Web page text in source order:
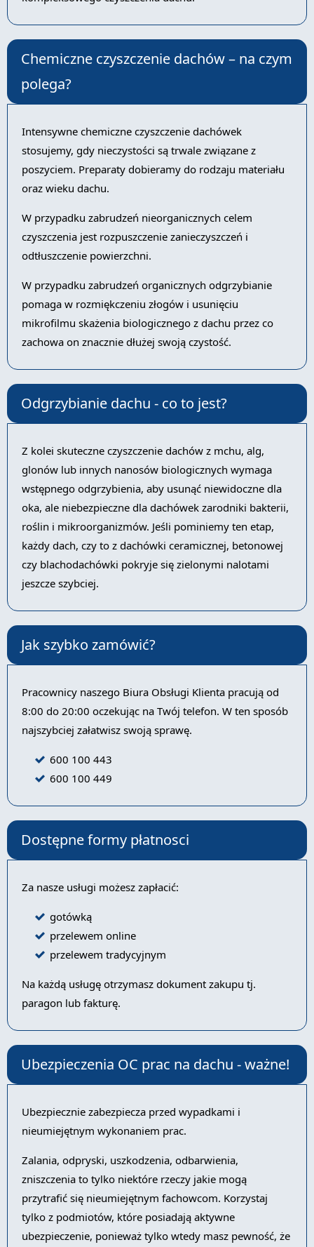
Chemiczne czyszczenie dachów – na czym
polega?
Intensywne chemiczne czyszczenie dachówek
stosujemy, gdy nieczystości są trwale związane z
poszyciem. Preparaty dobieramy do rodzaju materiału
oraz wieku dachu.
W przypadku zabrudzeń nieorganicznych celem
czyszczenia jest rozpuszczenie zanieczyszczeń i
odtłuszczenie powierzchni.
W przypadku zabrudzeń organicznych odgrzybianie
pomaga w rozmiękczeniu złogów i usunięciu
mikrofilmu skażenia biologicznego z dachu przez co
zachowa on znacznie dłużej swoją czystość.
Odgrzybianie dachu - co to jest?
Z kolei skuteczne czyszczenie dachów z mchu, alg,
glonów lub innych nanosów biologicznych wymaga
wstępnego odgrzybienia, aby usunąć niewidoczne dla
oka, ale niebezpieczne dla dachówek zarodniki bakterii,
roślin i mikroorganizmów. Jeśli pominiemy ten etap,
każdy dach, czy to z dachówki ceramicznej, betonowej
czy blachodachówki pokryje się zielonymi nalotami
jeszcze szybciej.
Jak szybko zamówić?
Pracownicy naszego Biura Obsługi Klienta pracują od
8:00 do 20:00 oczekując na Twój telefon. W ten sposób
najszybciej załatwisz swoją sprawę.
600 100 443
600 100 449
Dostępne formy płatnosci
Za nasze usługi możesz zapłacić:
gotówką
przelewem online
przelewem tradycyjnym
Na każdą usługę otrzymasz dokument zakupu tj.
paragon lub fakturę.
Ubezpieczenia OC prac na dachu - ważne!
Ubezpiecznie zabezpiecza przed wypadkami i
nieumiejętnym wykonaniem prac.
Zalania, odpryski, uszkodzenia, odbarwienia,
zniszczenia to tylko niektóre rzeczy jakie mogą
przytrafić się nieumiejętnym fachowcom. Korzystaj
tylko z podmiotów, które posiadają aktywne
ubezpieczenie, ponieważ tylko wtedy masz pewność, że